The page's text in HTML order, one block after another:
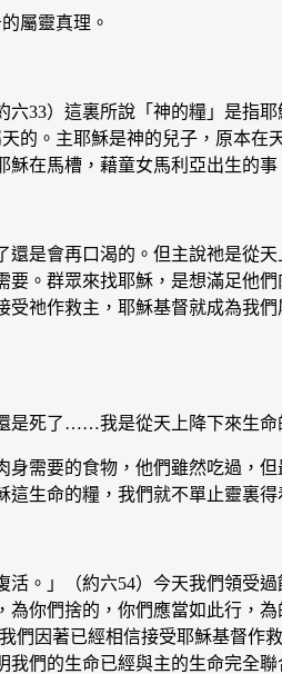
屬靈真理。
）這裏所說「神的糧」是指
的。主耶穌是神的兒子，原本
在馬槽，藉童女馬利亞出生的
會再口渴的。但主說祂是從
。群眾來找耶穌，是想滿足他
祂作救主，耶穌基督就成為我
了……我是從天上降下來生命
要的食物，他們雖然吃過，
生命的糧，我們就不單止靈裏
」（約六54）今天我們領受
你們捨的，你們應當如此行，
們因著已經相信接受耶穌基督
們的生命已經與主的生命完全